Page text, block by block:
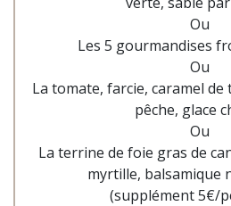
Ou
Les 5 gourmandises
Ou
La tomate, farcie, caramel
pêche, glace
Ou
La terrine de foie gras de
myrtille, balsamique
(supplément 5€/